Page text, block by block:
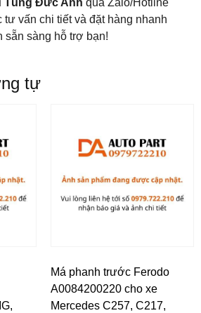
Tùng Đức Anh qua Zalo/Hotline
vấn chi tiết và đặt hàng nhanh
sẵn sàng hỗ trợ bạn!
tự
Má phanh trước Ferodo
A0084200220 cho xe
Mercedes C257, C217,